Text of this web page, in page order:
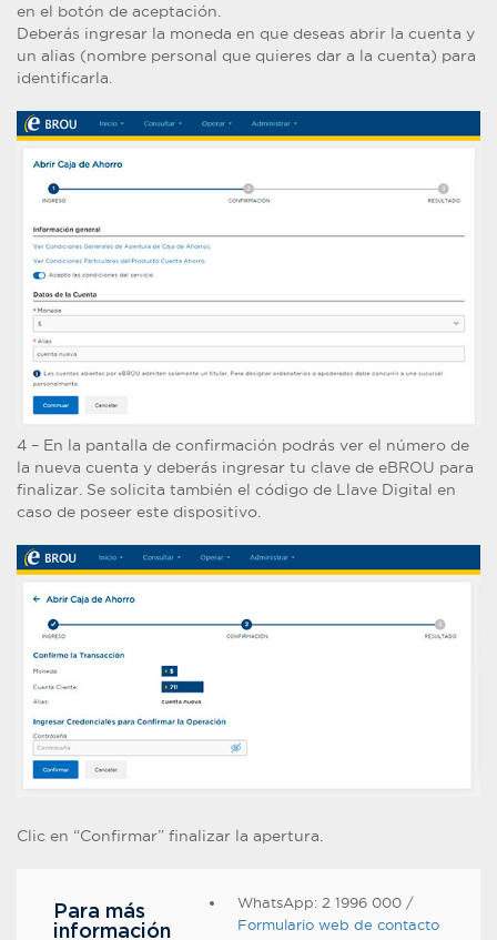
en el botón de aceptación.
Deberás ingresar la moneda en que deseas abrir la cuenta y
un alias (nombre personal que quieres dar a la cuenta) para
identificarla.
4 – En la pantalla de confirmación podrás ver el número de
la nueva cuenta y deberás ingresar tu clave de eBROU para
finalizar. Se solicita también el código de Llave Digital en
caso de poseer este dispositivo.
Clic en “Confirmar” finalizar la apertura.
Para más
información
WhatsApp: 2 1996 000 /
Formulario web de contacto